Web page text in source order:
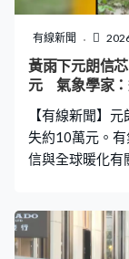
有線新聞
黃雨下元朗信
元 氣象學家：
【有線新聞】
失約10萬元。
信與全球暖化有
積水大致退去。
點過來洗乾淨泥